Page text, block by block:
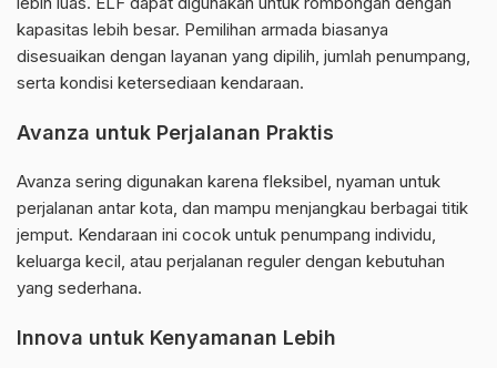
kapasitas lebih besar. Pemilihan armada biasanya
disesuaikan dengan layanan yang dipilih, jumlah penumpang,
serta kondisi ketersediaan kendaraan.
Avanza untuk Perjalanan Praktis
Avanza sering digunakan karena fleksibel, nyaman untuk
perjalanan antar kota, dan mampu menjangkau berbagai titik
jemput. Kendaraan ini cocok untuk penumpang individu,
keluarga kecil, atau perjalanan reguler dengan kebutuhan
yang sederhana.
Innova untuk Kenyamanan Lebih